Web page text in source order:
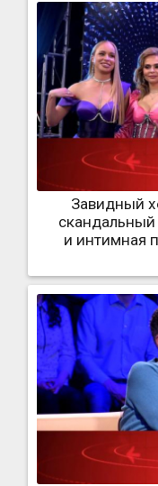
Завидный
скандальный
и интимная